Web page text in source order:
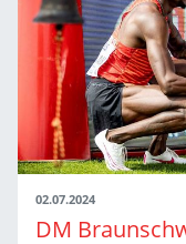
02.07.2024